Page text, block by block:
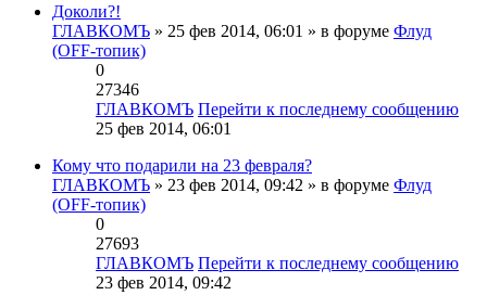
Доколи?!
ГЛАВКОМЪ » 25 фев 2014, 06:01 » в форуме Флуд
(OFF-топик)
0
27346
ГЛАВКОМЪ Перейти к последнему сообщению
25 фев 2014, 06:01
Кому что подарили на 23 февраля?
ГЛАВКОМЪ » 23 фев 2014, 09:42 » в форуме Флуд
(OFF-топик)
0
27693
ГЛАВКОМЪ Перейти к последнему сообщению
23 фев 2014, 09:42